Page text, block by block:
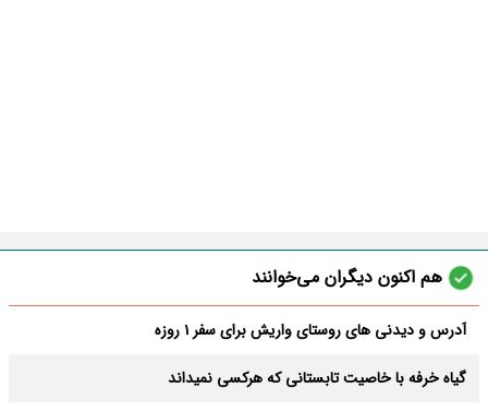
هم اکنون دیگران می‌خوانند
آدرس و دیدنی های روستای واریش برای سفر 1 روزه
گیاه خرفه با خاصیت تابستانی که هرکسی نمیداند